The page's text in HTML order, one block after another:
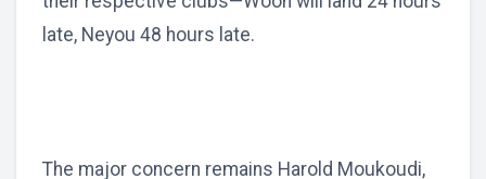
late, Neyou 48 hours late.
The major concern remains Harold Moukoudi,